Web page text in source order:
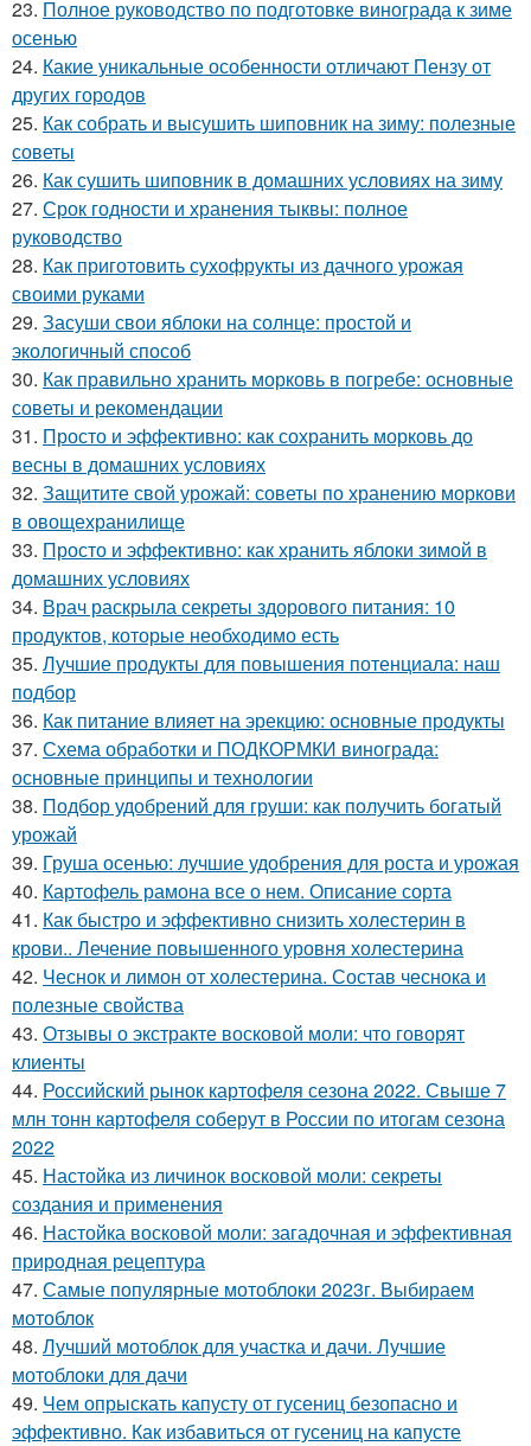
23. Полное руководство по подготовке винограда к зиме
осенью
24. Какие уникальные особенности отличают Пензу от
других городов
25. Как собрать и высушить шиповник на зиму: полезные
советы
26. Как сушить шиповник в домашних условиях на зиму
27. Срок годности и хранения тыквы: полное
руководство
28. Как приготовить сухофрукты из дачного урожая
своими руками
29. Засуши свои яблоки на солнце: простой и
экологичный способ
30. Как правильно хранить морковь в погребе: основные
советы и рекомендации
31. Просто и эффективно: как сохранить морковь до
весны в домашних условиях
32. Защитите свой урожай: советы по хранению моркови
в овощехранилище
33. Просто и эффективно: как хранить яблоки зимой в
домашних условиях
34. Врач раскрыла секреты здорового питания: 10
продуктов, которые необходимо есть
35. Лучшие продукты для повышения потенциала: наш
подбор
36. Как питание влияет на эрекцию: основные продукты
37. Схема обработки и ПОДКОРМКИ винограда:
основные принципы и технологии
38. Подбор удобрений для груши: как получить богатый
урожай
39. Груша осенью: лучшие удобрения для роста и урожая
40. Картофель рамона все о нем. Описание сорта
41. Как быстро и эффективно снизить холестерин в
крови.. Лечение повышенного уровня холестерина
42. Чеснок и лимон от холестерина. Состав чеснока и
полезные свойства
43. Отзывы о экстракте восковой моли: что говорят
клиенты
44. Российский рынок картофеля сезона 2022. Свыше 7
млн тонн картофеля соберут в России по итогам сезона
2022
45. Настойка из личинок восковой моли: секреты
создания и применения
46. Настойка восковой моли: загадочная и эффективная
природная рецептура
47. Самые популярные мотоблоки 2023г. Выбираем
мотоблок
48. Лучший мотоблок для участка и дачи. Лучшие
мотоблоки для дачи
49. Чем опрыскать капусту от гусениц безопасно и
эффективно. Как избавиться от гусениц на капусте